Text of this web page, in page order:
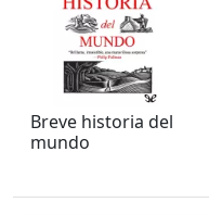
Breve historia del
mundo